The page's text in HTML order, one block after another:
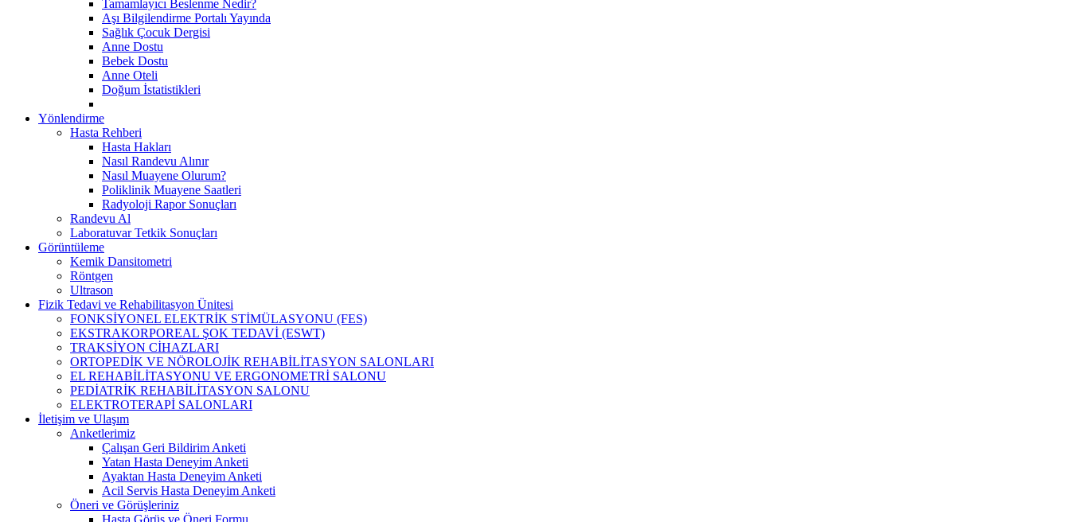
Tamamlayıcı Beslenme Nedir?
Aşı Bilgilendirme Portalı Yayında
Sağlık Çocuk Dergisi
Anne Dostu
Bebek Dostu
Anne Oteli
Doğum İstatistikleri
Yönlendirme
Hasta Rehberi
Hasta Hakları
Nasıl Randevu Alınır
Nasıl Muayene Olurum?
Poliklinik Muayene Saatleri
Radyoloji Rapor Sonuçları
Randevu Al
Laboratuvar Tetkik Sonuçları
Görüntüleme
Kemik Dansitometri
Röntgen
Ultrason
Fizik Tedavi ve Rehabilitasyon Ünitesi
FONKSİYONEL ELEKTRİK STİMÜLASYONU (FES)
EKSTRAKORPOREAL ŞOK TEDAVİ (ESWT)
TRAKSİYON CİHAZLARI
ORTOPEDİK VE NÖROLOJİK REHABİLİTASYON SALONLARI
EL REHABİLİTASYONU VE ERGONOMETRİ SALONU
PEDİATRİK REHABİLİTASYON SALONU
ELEKTROTERAPİ SALONLARI
İletişim ve Ulaşım
Anketlerimiz
Çalışan Geri Bildirim Anketi
Yatan Hasta Deneyim Anketi
Ayaktan Hasta Deneyim Anketi
Acil Servis Hasta Deneyim Anketi
Öneri ve Görüşleriniz
Hasta Görüş ve Öneri Formu